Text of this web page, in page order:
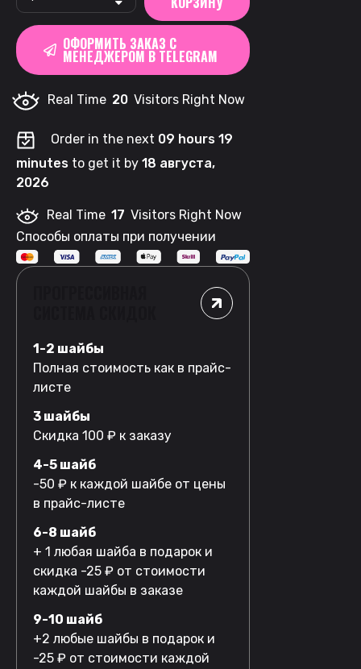
|
Cold
Bounty
Cocktail
ОФОРМИТЬ ЗАКАЗ С
МЕНЕДЖЕРОМ В TELEGRAM
Real Time 20 Visitors Right Now
Order in the next 09 hours 19
minutes to get it by 18 августа,
2026
Real Time 17 Visitors Right Now
Способы оплаты при получении
1-2 шайбы
Полная стоимость как в прайс-
листе
3 шайбы
Скидка 100 ₽ к заказу
4-5 шайб
-50 ₽ к каждой шайбе от цены
в прайс-листе
6-8 шайб
+ 1 любая шайба в подарок и
скидка -25 ₽ от стоимости
каждой шайбы в заказе
9-10 шайб
+2 любые шайбы в подарок и
-25 ₽ от стоимости каждой